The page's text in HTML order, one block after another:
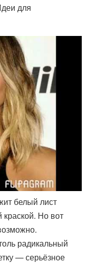
для
белый лист
краской. Но вот
радикальный
— серьёзное